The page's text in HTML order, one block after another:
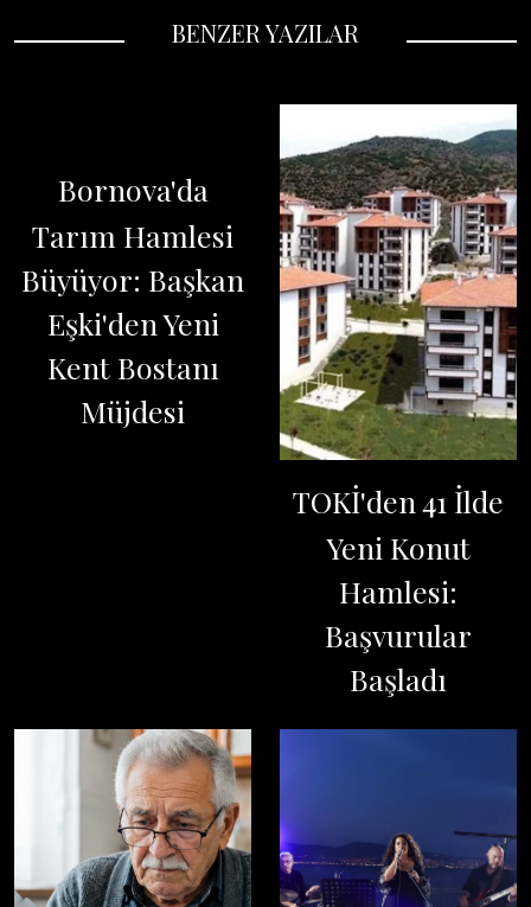
BENZER YAZILAR
Bornova'da
Tarım Hamlesi
Büyüyor: Başkan
Eşki'den Yeni
Kent Bostanı
Müjdesi
TOKİ'den 41 İlde
Yeni Konut
Hamlesi:
Başvurular
Başladı